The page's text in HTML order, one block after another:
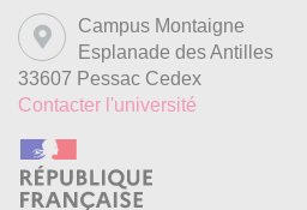
Campus Montaigne
Esplanade des Antilles
33607 Pessac Cedex
Contacter l'université